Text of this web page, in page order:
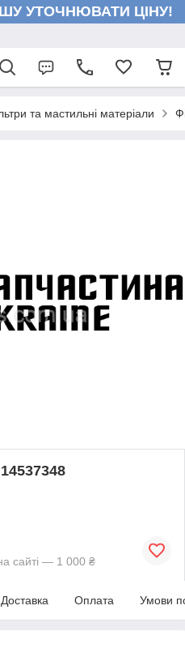
УТОЧНЮВАТИ ЦІНУ!
та мастильні матеріали
сайті — 1 000 ₴
Доставка Оплата Умови